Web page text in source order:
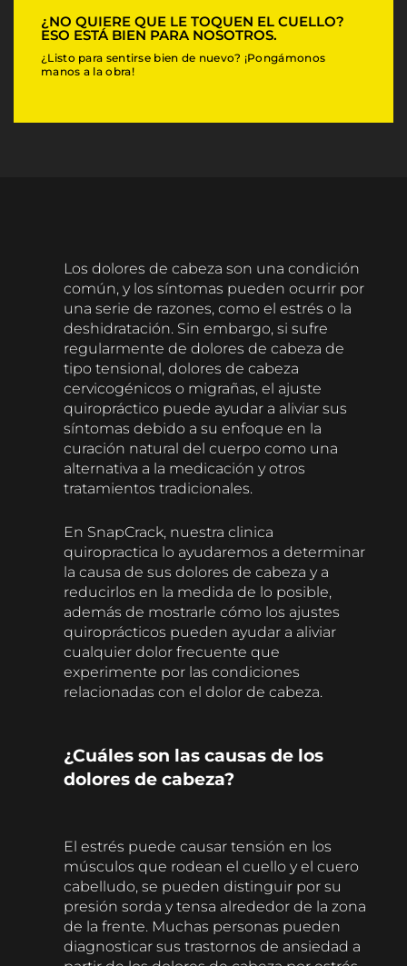
V
i
s
t
¿NO QUIERE QUE LE TOQUEN EL CUELLO?
ESO ESTÁ BIEN PARA NOSOTROS.
¿Listo para sentirse bien de nuevo? ¡Pongámonos
manos a la obra!
Los dolores de cabeza son una condición
común, y los síntomas pueden ocurrir por
una serie de razones, como el estrés o la
deshidratación. Sin embargo, si sufre
regularmente de dolores de cabeza de
tipo tensional, dolores de cabeza
cervicogénicos o migrañas, el ajuste
quiropráctico puede ayudar a aliviar sus
síntomas debido a su enfoque en la
curación natural del cuerpo como una
alternativa a la medicación y otros
tratamientos tradicionales.
En SnapCrack, nuestra clinica
quiropractica lo ayudaremos a determinar
la causa de sus dolores de cabeza y a
reducirlos en la medida de lo posible,
además de mostrarle cómo los ajustes
quiroprácticos pueden ayudar a aliviar
cualquier dolor frecuente que
experimente por las condiciones
relacionadas con el dolor de cabeza.
¿Cuáles son las causas de los
dolores de cabeza?
El estrés puede causar tensión en los
músculos que rodean el cuello y el cuero
cabelludo, se pueden distinguir por su
presión sorda y tensa alrededor de la zona
de la frente. Muchas personas pueden
diagnosticar sus trastornos de ansiedad a